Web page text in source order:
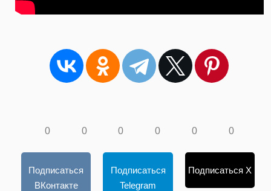
0 0 0 0 0 0
Подписаться
ВКонтакте
Подписаться
Telegram
Подписаться X